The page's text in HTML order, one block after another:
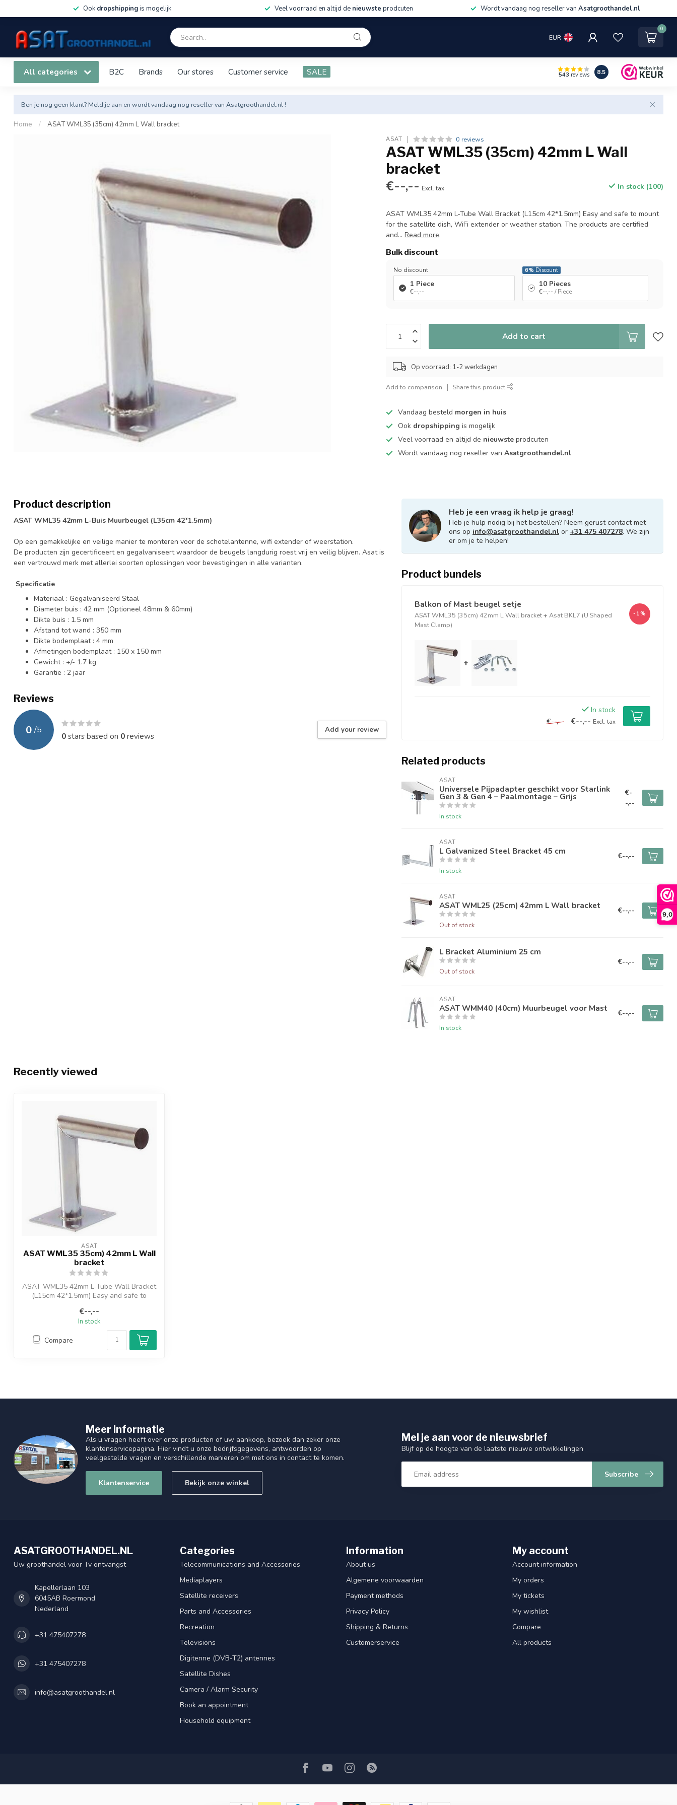
9,0
Ook dropshippingis mogelijk Veel voorraad en altijd de nieuwste prodcuten Wordt vandaag nog reseller van Asatgroothandel.nl
EUR
0
All categories B2C Brands Our stores Customer service SALE 543 reviews 8.5
Ben je nog geen klant? Meld je aan en wordt vandaag nog reseller van Asatgroothandel.nl !
Home / ASAT WML35 (35cm) 42mm L Wall bracket
ASAT 0 reviews
ASAT WML35 (35cm) 42mm L Wall
bracket
€--,-- Excl. tax In stock (100)
ASAT WML35 42mm L-Tube Wall Bracket (L15cm 42*1.5mm) Easy and safe to mount
for the satellite dish, WiFi extender or weather station. The products are certified
and...Read more.
Bulk discount
No discount
1 Piece
€--,--
6% Discount
10 Pieces
€--,--/ Piece
Add to cart
Op voorraad: 1-2 werkdagen
Add to comparison Share this product
Vandaag besteld morgen in huis
Ook dropshipping is mogelijk
Veel voorraad en altijd de nieuwste prodcuten
Wordt vandaag nog reseller vanAsatgroothandel.nl
Product description
ASAT WML35 42mm L-Buis Muurbeugel (L35cm 42*1.5mm)
Op een gemakkelijke en veilige manier te monteren voor de schotelantenne, wifi extender of weerstation.
De producten zijn gecertificeert en gegalvaniseert waardoor de beugels langdurig roest vrij en veilig blijven. Asat is
een vertrouwd merk met allerlei soorten oplossingen voor bevestigingen in alle varianten.
Specificatie
Materiaal : Gegalvaniseerd Staal
Diameter buis : 42 mm (Optioneel 48mm & 60mm)
Dikte buis : 1.5 mm
Afstand tot wand : 350 mm
Dikte bodemplaat : 4 mm
Afmetingen bodemplaat : 150 x 150 mm
Gewicht : +/- 1.7 kg
Garantie : 2 jaar
Reviews
0 /5
0stars based on 0reviews
Add your review
Heb je een vraag ik help je graag!
Heb je hulp nodig bij het bestellen? Neem gerust contact met
ons op info@asatgroothandel.nl or +31 475 407278. We zijn
er om je te helpen!
Product bundels
Balkon of Mast beugel setje
ASAT WML35 (35cm) 42mm L Wall bracket+ Asat BKL7 (U Shaped
Mast Clamp)
-1%
+
In stock
€--,--
€--,-- Excl. tax
Related products
ASAT
Universele Pijpadapter geschikt voor Starlink
Gen 3 & Gen 4 – Paalmontage – Grijs
In stock
€-
-,--
ASAT
L Galvanized Steel Bracket 45 cm
In stock
€--,--
ASAT
ASAT WML25 (25cm) 42mm L Wall bracket
Out of stock
€--,--
L Bracket Aluminium 25 cm
Out of stock
€--,--
ASAT
ASAT WMM40 (40cm) Muurbeugel voor Mast
In stock
€--,--
Recently viewed
ASAT
ASAT WML35 35cm) 42mm L Wall
bracket
ASAT WML35 42mm L-Tube Wall Bracket
(L15cm 42*1.5mm) Easy and safe to
€--,--
In stock
Compare
Meer informatie
Als u vragen heeft over onze producten of uw aankoop, bezoek dan zeker onze
klantenservicepagina. Hier vindt u onze bedrijfsgegevens, antwoorden op
veelgestelde vragen en verschillende manieren om met ons in contact te komen.
Klantenservice Bekijk onze winkel
Mel je aan voor de nieuwsbrief
Blijf op de hoogte van de laatste nieuwe ontwikkelingen
Subscribe
ASATGROOTHANDEL.NL
Uw groothandel voor Tv ontvangst
Kapellerlaan 103
6045AB Roermond
Nederland
+31 475407278
+31 475407278
info@asatgroothandel.nl
Categories
Telecommunications and Accessories
Mediaplayers
Satellite receivers
Parts and Accessories
Recreation
Televisions
Digitenne (DVB-T2) antennes
Satellite Dishes
Camera / Alarm Security
Book an appointment
Household equipment
Information
About us
Algemene voorwaarden
Payment methods
Privacy Policy
Shipping & Returns
Customerservice
My account
Account information
My orders
My tickets
My wishlist
Compare
All products